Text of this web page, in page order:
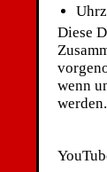
Diese
wenn
werden.